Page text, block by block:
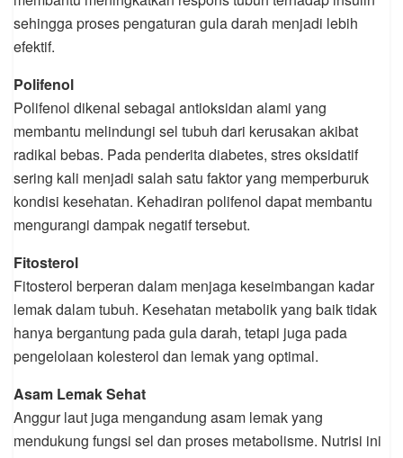
sehingga proses pengaturan gula darah menjadi lebih
efektif.
Polifenol
Polifenol dikenal sebagai antioksidan alami yang
membantu melindungi sel tubuh dari kerusakan akibat
radikal bebas. Pada penderita diabetes, stres oksidatif
sering kali menjadi salah satu faktor yang memperburuk
kondisi kesehatan. Kehadiran polifenol dapat membantu
mengurangi dampak negatif tersebut.
Fitosterol
Fitosterol berperan dalam menjaga keseimbangan kadar
lemak dalam tubuh. Kesehatan metabolik yang baik tidak
hanya bergantung pada gula darah, tetapi juga pada
pengelolaan kolesterol dan lemak yang optimal.
Asam Lemak Sehat
Anggur laut juga mengandung asam lemak yang
mendukung fungsi sel dan proses metabolisme. Nutrisi ini